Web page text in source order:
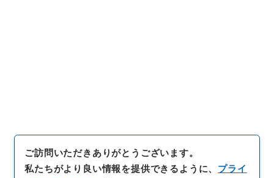
ご訪問いただきありがとうございます。
私たちがより良い情報を提供できるように、 プライ